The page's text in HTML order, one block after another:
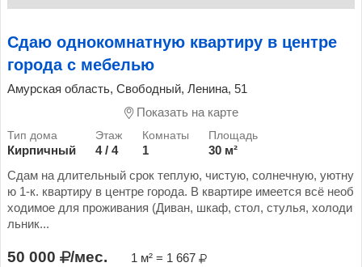
Сдаю однокомнатную квартиру в центре
города с мебелью
Амурская область, Свободный, Ленина, 51
Показать на карте
Кирпичный 4 / 4 1
30 м²
Сдам на длительный срок теплую, чистую, солнечную, уютну
ю 1-к. квартиру в центре города. В квартире имеется всё необ
ходимое для проживания (Диван, шкаф, стол, стулья, холоди
льник...
50 000 /мес. 1 м² = 1 667